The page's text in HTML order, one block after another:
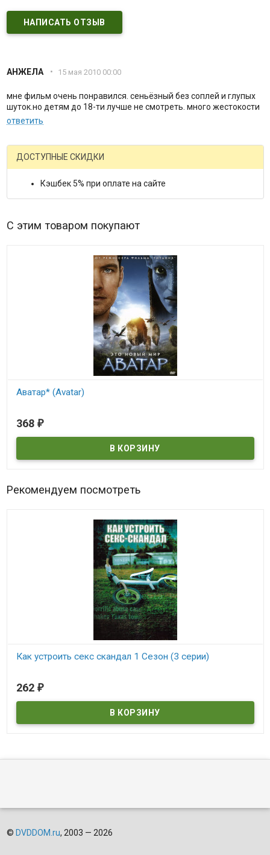
НАПИСАТЬ ОТЗЫВ
АНЖЕЛА • 15 мая 2010 00:00
мне фильм очень понравился. сеньёзный без соплей и глупых
шуток.но детям до 18-ти лучше не смотреть. много жестокости
ответить
ДОСТУПНЫЕ СКИДКИ
Кэшбек 5% при оплате на сайте
С этим товаром покупают
Аватар* (Avatar)
368 ₽
Рекомендуем посмотреть
Как устроить секс скандал 1 Сезон (3 серии)
262 ₽
© DVDDOM.ru, 2003 — 2026